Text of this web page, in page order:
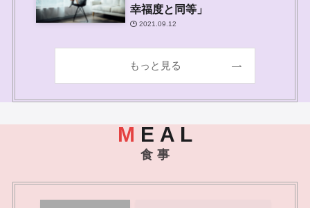
幸福度と同等」
2021.09.12
もっと見る
M E A L
食 事